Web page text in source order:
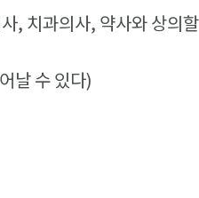
, 치과의사, 약사와 상의
날 수 있다)